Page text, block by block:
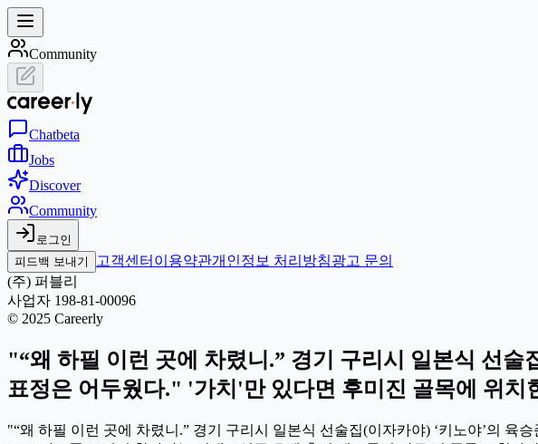
Community
Chatbeta
Jobs
Discover
Community
로그인
피드백 보내기
고객센터 이용약관개인정보 처리방침광고 문의
(주) 퍼블리
사업자 198-81-00096
© 2025 Careerly
"“왜 하필 이런 곳에 차렸니.” 경기 구리시 일본식 선술
표정은 어두웠다." '가치'만 있다면 후미진 골목에 위치
"“왜 하필 이런 곳에 차렸니.” 경기 구리시 일본식 선술집(이자카야) ‘키노야’의